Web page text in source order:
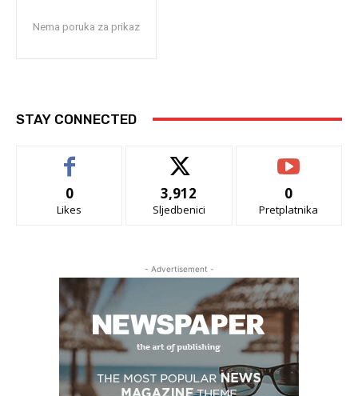
Nema poruka za prikaz
STAY CONNECTED
0
Likes
3,912
Sljedbenici
0
Pretplatnika
- Advertisement -